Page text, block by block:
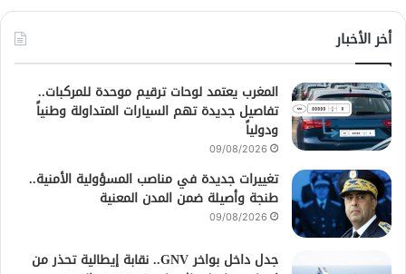
أخر الأخبار
المغرب يعتمد لوحات ترقيم موحدة للمركبات..
تفاصيل جديدة تهم السيارات المتداولة وطنياً
ودولياً
09/08/2026
تغييرات جديدة في مناصب المسؤولية الأمنية..
طنجة وأصيلة ضمن المدن المعنية
09/08/2026
جدل داخل بواخر GNV.. نقابة إيطالية تحذر من